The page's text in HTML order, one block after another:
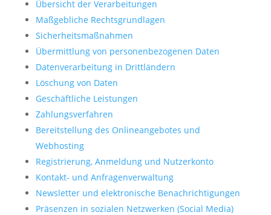
Übersicht der Verarbeitungen
Maßgebliche Rechtsgrundlagen
Sicherheitsmaßnahmen
Übermittlung von personenbezogenen Daten
Datenverarbeitung in Drittländern
Löschung von Daten
Geschäftliche Leistungen
Zahlungsverfahren
Bereitstellung des Onlineangebotes und
Webhosting
Registrierung, Anmeldung und Nutzerkonto
Kontakt- und Anfragenverwaltung
Newsletter und elektronische Benachrichtigungen
Präsenzen in sozialen Netzwerken (Social Media)